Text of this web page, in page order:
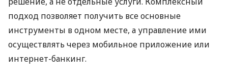
подход позволяет получить все основные
инструменты в одном месте, а управление ими
осуществлять через мобильное приложение или
интернет-банкинг.